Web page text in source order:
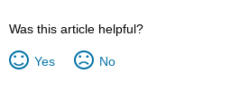
Was this article helpful?
Yes No